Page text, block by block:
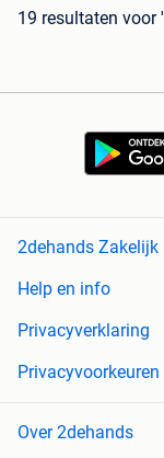
19 resultaten voor
2dehands Zakelijk
Help en info
Privacyverklaring
Privacyvoorkeuren
Over 2dehands